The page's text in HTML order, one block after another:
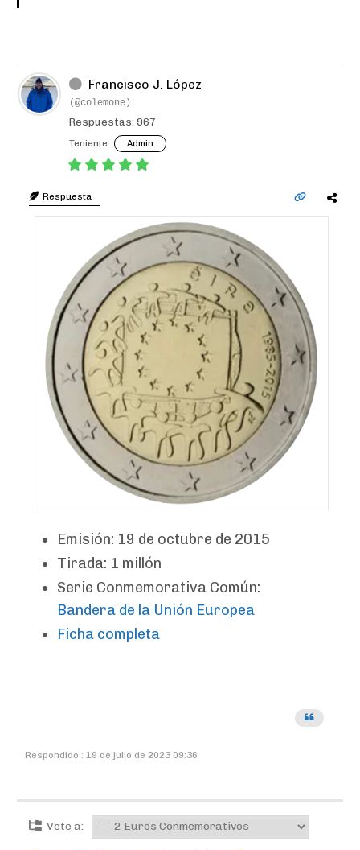
Francisco J. López
(@colemone)
Respuestas: 967
Teniente Admin
Respuesta
Emisión: 19 de octubre de 2015
Tirada: 1 millón
Serie Conmemorativa Común:
Bandera de la Unión Europea
Ficha completa
Respondido : 19 de julio de 2023 09:36
Vete a: